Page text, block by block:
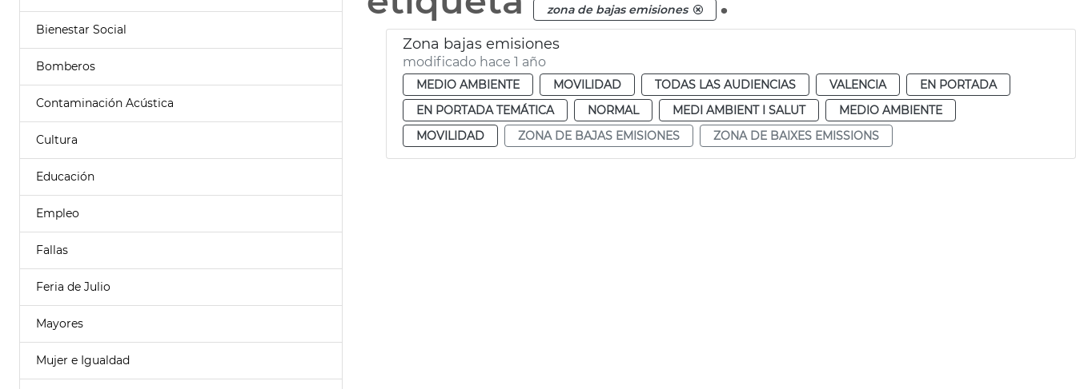
Bienestar Social
Bomberos
Contaminación Acústica
Cultura
Educación
Empleo
Fallas
Feria de Julio
Mayores
Mujer e Igualdad
zona de bajas emisiones
Zona bajas emisiones
modificado hace 1 año
MEDIO AMBIENTE MOVILIDAD TODAS LAS AUDIENCIAS VALENCIA
EN PORTADA
EN PORTADA TEMÁTICA
NORMAL MEDI AMBIENT I SALUT
MEDIO AMBIENTE
MOVILIDAD
ZONA DE BAJAS EMISIONES ZONA DE BAIXES EMISSIONS